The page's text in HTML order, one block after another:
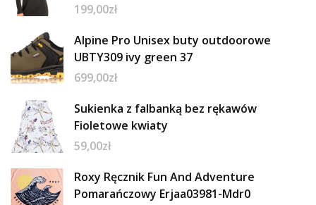
199,00zł
Alpine Pro Unisex buty outdoorowe
UBTY309 ivy green 37
699,00zł
Sukienka z falbanką bez rękawów
Fioletowe kwiaty
59,00zł
Roxy Ręcznik Fun And Adventure
Pomarańczowy Erjaa03981-Mdr0